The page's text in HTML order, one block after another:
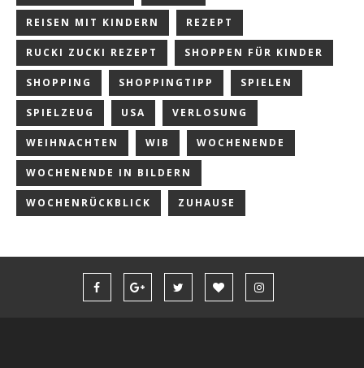
REISEN MIT KINDERN REZEPT
RUCKI ZUCKI REZEPT SHOPPEN FÜR KINDER
SHOPPING SHOPPINGTIPP SPIELEN
SPIELZEUG USA VERLOSUNG
WEIHNACHTEN WIB WOCHENENDE
WOCHENENDE IN BILDERN
WOCHENRÜCKBLICK ZUHAUSE